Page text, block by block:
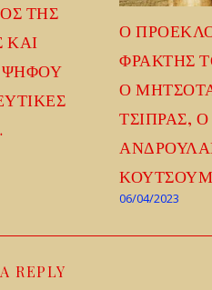
ΤΗΣ
ΚΑΙ
ΨΗΦΟΥ
Ο
ΦΡΑΚΤΗΣ
Ο
ΤΣΙΠΡΑΣ, Ο
06/04/2023
REPLY